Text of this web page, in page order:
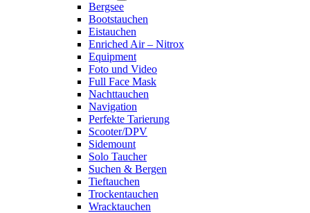
Bergsee
Bootstauchen
Eistauchen
Enriched Air – Nitrox
Equipment
Foto und Video
Full Face Mask
Nachttauchen
Navigation
Perfekte Tarierung
Scooter/DPV
Sidemount
Solo Taucher
Suchen & Bergen
Tieftauchen
Trockentauchen
Wracktauchen